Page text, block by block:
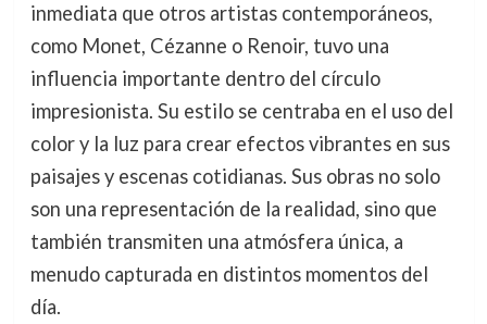
inmediata que otros artistas contemporáneos,
como Monet, Cézanne o Renoir, tuvo una
influencia importante dentro del círculo
impresionista. Su estilo se centraba en el uso del
color y la luz para crear efectos vibrantes en sus
paisajes y escenas cotidianas. Sus obras no solo
son una representación de la realidad, sino que
también transmiten una atmósfera única, a
menudo capturada en distintos momentos del
día.